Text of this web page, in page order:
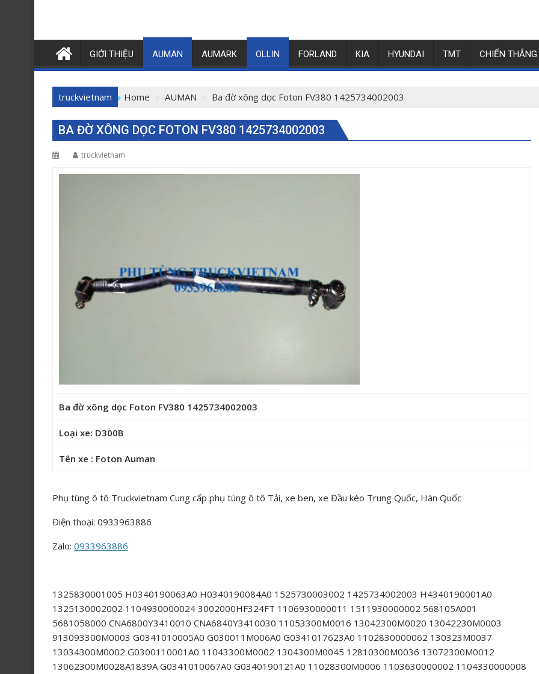
GIỚI THIỆU AUMAN AUMARK OLLIN FORLAND KIA HYUNDAI TMT CHIẾN THẮNG
truckvietnam Home AUMAN Ba đờ xông dọc Foton FV380 1425734002003
BA ĐỜ XÔNG DỌC FOTON FV380 1425734002003
truckvietnam
Ba đờ xông dọc Foton FV380 1425734002003
Loại xe: D300B
Tên xe : Foton Auman
Phụ tùng ô tô Truckvietnam Cung cấp phụ tùng ô tô Tải, xe ben, xe Đầu kéo Trung Quốc, Hàn Quốc
Điện thoại: 0933963886
Zalo: 0933963886
1325830001005 H0340190063A0 H0340190084A0 1525730003002 1425734002003 H4340190001A0
1325130002002 1104930000024 3002000HF324FT 1106930000011 1511930000002 568105A001
5681058000 CNA6800Y3410010 CNA6840Y3410030 11053300M0016 13042300M0020 13042230M0003
913093300M0003 G0341010005A0 G030011M006A0 G0341017623A0 1102830000062 130323M0037
13034300M0002 G0300110001A0 11043300M0002 1304300M0045 12810300M0036 13072300M0012
13062300M0028A1839A G0341010067A0 G0340190121A0 11028300M0006 1103630000002 1104330000008